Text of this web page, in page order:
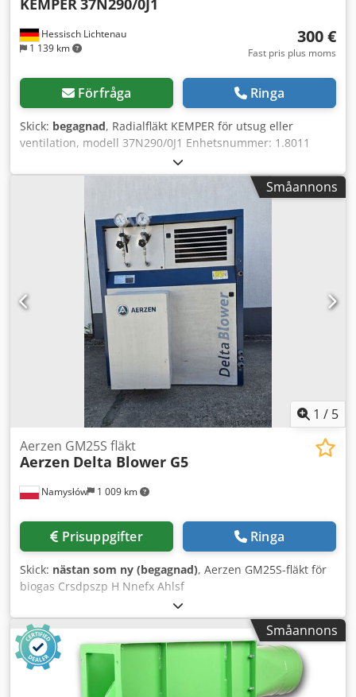
Hessisch Lichtenau
1 139 km
KEMPER37N290/0J1
300 €
Fast pris plus moms
Förfråga Ringa
Skick: begagnad, Radialfläkt KEMPER för utsug eller
ventilation, modell 37N290/0J1 Enhetsnummer: 1.8011
Artikelnr: 853.103 Tillverkningsår: ca 1990 Luftflöde 1700
m3/h Sugrör, innerdiameter: 150 mm Avgasrör,
innerdiameter: 150 mm Motorvarvtal 2800 varv/min
Motoreffekt 0,75 kW Nätanslutning 400 volt, 50 Hz - Hölje
av aluminiumgjutgods - Fläkthjul av aluminiumgjutgods -
mycket robust konstruktion Utrymmesbehov L x B x H 450 x
420 x 400 mm Vikt 20 kg Bra skick Crjdpfx Ahezpbrwjlef
Optimal för utsug av svetsrök 2 stycken finns tillgängliga,
pris per styck.
Småannons
1 / 5
Namysłów 1 009 km
Aerzen GM25S fläkt
Aerzen Delta Blower G5
Prisuppgifter Ringa
Skick: nästan som ny (begagnad), Aerzen GM25S-fläkt för
biogas Crsdpszp H Nnefx Ahlsf
Småannons